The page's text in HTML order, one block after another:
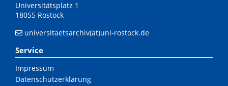
Universitätsplatz 1
18055 Rostock
universitaetsarchiv(at)uni-rostock.de
Service
Impressum
Datenschutzerklärung